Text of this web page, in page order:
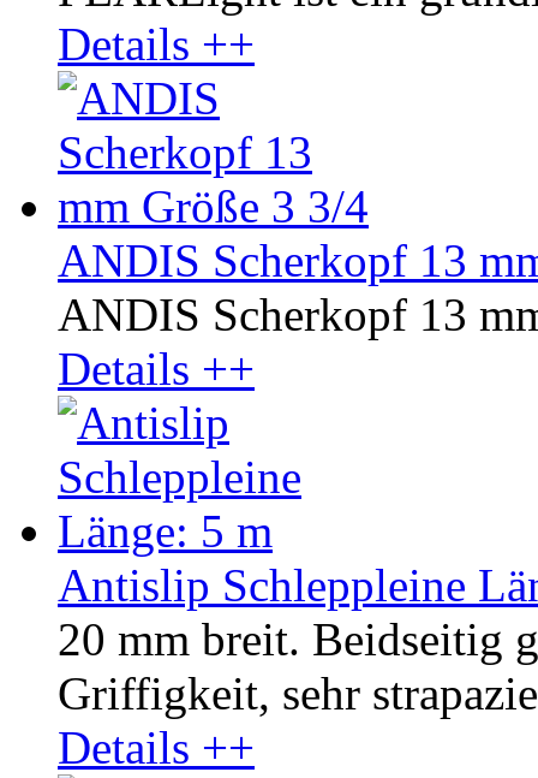
Details ++
ANDIS Scherkopf 13
ANDIS Scherkopf 13
Details ++
Antislip Schleppleine
20 mm breit. Beidseitig
Griffigkeit, sehr
Details ++